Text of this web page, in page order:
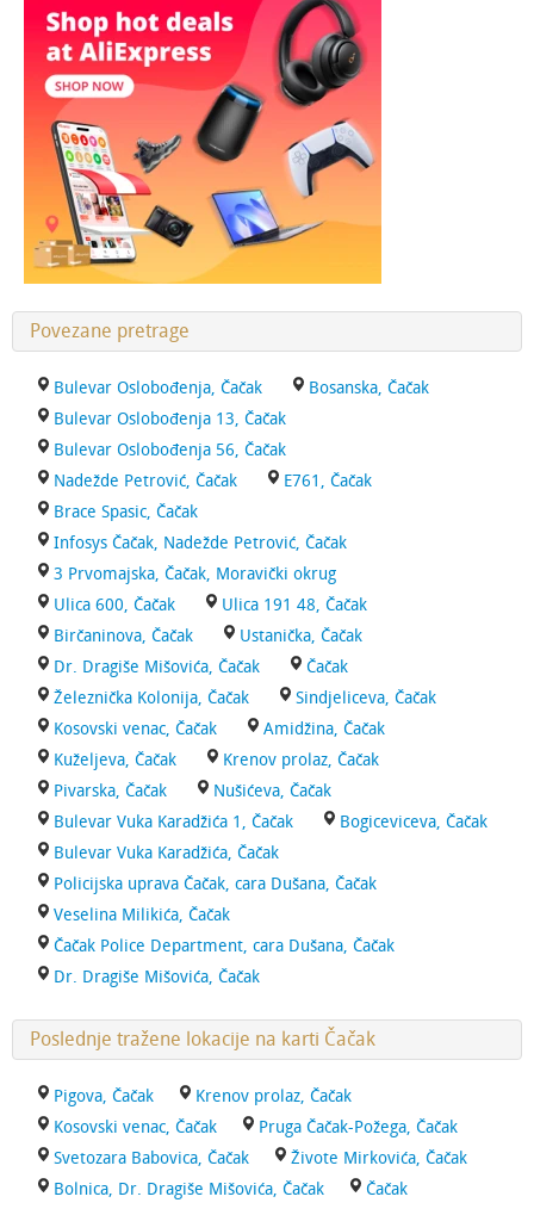
Povezane pretrage
Bulevar Oslobođenja, Čačak
Bosanska, Čačak
Bulevar Oslobođenja 13, Čačak
Bulevar Oslobođenja 56, Čačak
Nadežde Petrović, Čačak
E761, Čačak
Brace Spasic, Čačak
Infosys Čačak, Nadežde Petrović, Čačak
3 Prvomajska, Čačak, Moravički okrug
Ulica 600, Čačak
Ulica 191 48, Čačak
Birčaninova, Čačak
Ustanička, Čačak
Dr. Dragiše Mišovića, Čačak
Čačak
Železnička Kolonija, Čačak
Sindjeliceva, Čačak
Kosovski venac, Čačak
Amidžina, Čačak
Kuželjeva, Čačak
Krenov prolaz, Čačak
Pivarska, Čačak
Nušićeva, Čačak
Bulevar Vuka Karadžića 1, Čačak
Bogiceviceva, Čačak
Bulevar Vuka Karadžića, Čačak
Policijska uprava Čačak, cara Dušana, Čačak
Veselina Milikića, Čačak
Čačak Police Department, cara Dušana, Čačak
Dr. Dragiše Mišovića, Čačak
Poslednje tražene lokacije na karti Čačak
Pigova, Čačak
Krenov prolaz, Čačak
Kosovski venac, Čačak
Pruga Čačak-Požega, Čačak
Svetozara Babovica, Čačak
Živote Mirkovića, Čačak
Bolnica, Dr. Dragiše Mišovića, Čačak
Čačak